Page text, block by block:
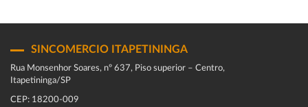
SINCOMERCIO ITAPETININGA
Rua Monsenhor Soares, nº 637, Piso superior – Centro,
Itapetininga/SP
CEP: 18200-009